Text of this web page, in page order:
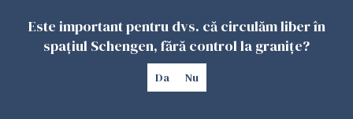
lunar
13 FEBRUARIE 2026
Este important pentru dvs. că circulăm liber în
spațiul Schengen, fără control la granițe?
Da Nu